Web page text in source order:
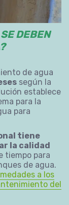
DEBEN
?
de agua
según la
establece
para la
para
tiene
la calidad
tiempo para
de agua.
a los
del